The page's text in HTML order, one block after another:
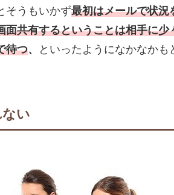
そうもいかず最初はメールで状況
面共有するということは相手に
待つ、 といったようになかなかも
い